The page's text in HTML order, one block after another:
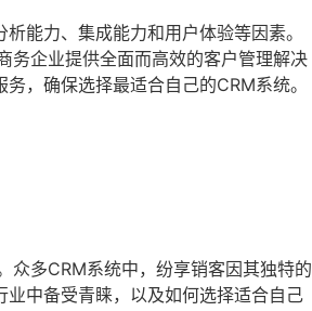
能力、集成能力和用户体验等因素。
务企业提供全面而高效的客户管理解决
，确保选择最适合自己的CRM系统。
众多CRM系统中，纷享销客因其独特的
中备受青睐，以及如何选择适合自己